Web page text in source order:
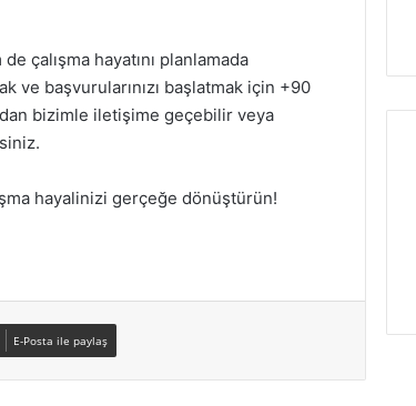
çalışma hayatını planlamada
ve başvurularınızı başlatmak için +90
bizimle iletişime geçebilir veya
hayalinizi gerçeğe dönüştürün!
E-Posta ile paylaş